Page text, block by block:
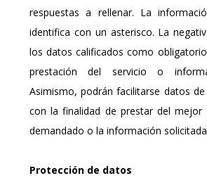
respuestas a rellenar. La
identifica con un asterisco. La
los datos calificados como
prestación del servicio o
Asimismo, podrán facilitarse datos
con la finalidad de prestar del mejor
demandado o la información
Protección de datos